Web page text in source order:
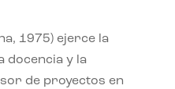
1975) ejerce la
docencia y la
de proyectos en